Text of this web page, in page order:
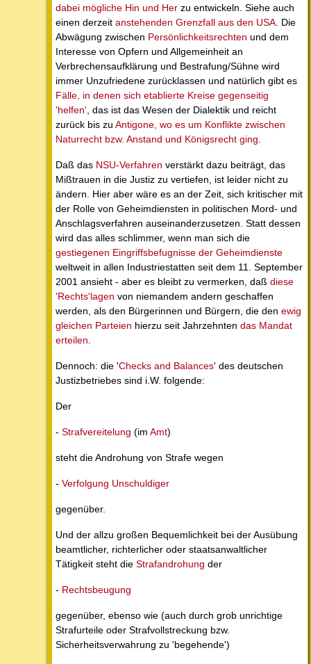
dabei mögliche Hin und Her zu entwickeln. Siehe auch
einen derzeit anstehenden Grenzfall aus den USA . Die
Abwägung zwischen Persönlichkeitsrechten und dem
Interesse von Opfern und Allgemeinheit an
Verbrechensaufklärung und Bestrafung/Sühne wird
immer Unzufriedene zurücklassen und natürlich gibt es
Fälle, in denen sich etablierte Kreise gegenseitig
'helfen' , das ist das Wesen der Dialektik und reicht
zurück bis zu Antigone, wo es um Konflikte zwischen
Naturrecht bzw. Anstand und Königsrecht ging
Daß das NSU-Verfahren verstärkt dazu beiträgt, das
Mißtrauen in die Justiz zu vertiefen, ist leider nicht zu
ändern. Hier aber wäre es an der Zeit, sich kritischer mit
der Rolle von Geheimdiensten in politischen Mord- und
Anschlagsverfahren auseinanderzusetzen. Statt dessen
wird das alles schlimmer, wenn man sich die
gestiegenen Eingriffsbefugnisse der Geheimdienste
weltweit in allen Industriestatten seit dem 11. September
2001 ansieht - aber es bleibt zu vermerken, daß diese
'Rechts'lagen von niemandem andern geschaffen
werden, als den Bürgerinnen und Bürgern, die den ewig
gleichen Parteien hierzu seit Jahrzehnten das Mandat
erteilen
Dennoch: die 'Checks and Balances' des deutschen
Justizbetriebes sind i.W. folgende:
Der
- Strafvereitelung (im Amt)
steht die Androhung von Strafe wegen
- Verfolgung Unschuldiger
gegenüber.
Und der allzu großen Bequemlichkeit bei der Ausübung
beamtlicher, richterlicher oder staatsanwaltlicher
Tätigkeit steht die Strafandrohung der
- Rechtsbeugung
gegenüber, ebenso wie (auch durch grob unrichtige
Strafurteile oder Strafvollstreckung bzw.
Sicherheitsverwahrung zu 'begehende')